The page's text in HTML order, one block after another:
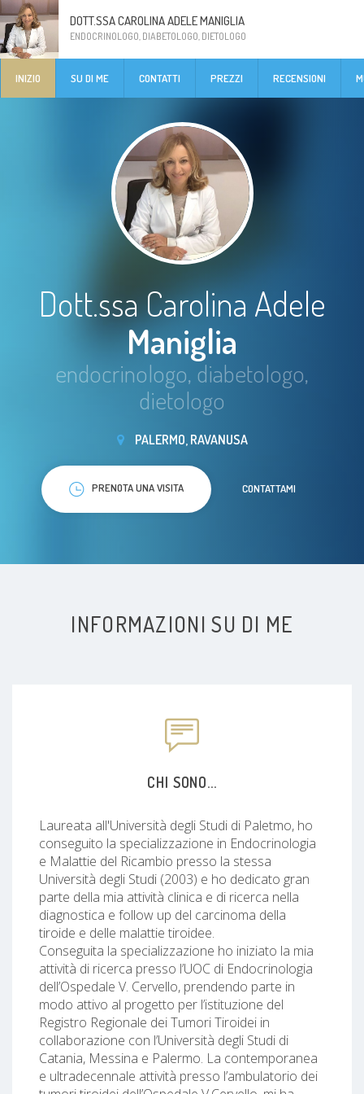
DOTT.SSA CAROLINA ADELE MANIGLIA
ENDOCRINOLOGO, DIABETOLOGO, DIETOLOGO
INIZIO SU DI ME CONTATTI PREZZI RECENSIONI
Dott.ssa Carolina Adele
Maniglia
endocrinologo, diabetologo,
dietologo
PALERMO, RAVANUSA
PRENOTA UNA VISITA CONTATTAMI
INFORMAZIONI SU DI ME
CHI SONO...
Laureata all'Università degli Studi di Paletmo, ho
conseguito la specializzazione in Endocrinologia
e Malattie del Ricambio presso la stessa
Università degli Studi (2003) e ho dedicato gran
parte della mia attività clinica e di ricerca nella
diagnostica e follow up del carcinoma della
tiroide e delle malattie tiroidee.
Conseguita la specializzazione ho iniziato la mia
attività di ricerca presso l’UOC di Endocrinologia
dell’Ospedale V. Cervello, prendendo parte in
modo attivo al progetto per l’istituzione del
Registro Regionale dei Tumori Tiroidei in
collaborazione con l’Università degli Studi di
Catania, Messina e Palermo. La contemporanea
e ultradecennale attività presso l’ambulatorio dei